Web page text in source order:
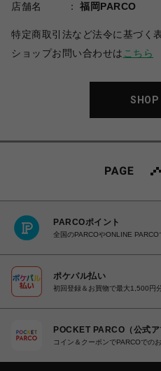
店舗名
福岡PARCO
特定商取引法など法令に基づく
ショップお問い合わせは こちら
PARCOポイント
全国のPARCOやONLINE PARCO
ポケパル払い
初回登録＆お買物で最大1,500円
POCKET PARCO（公式ア
コイン＆クーポンでPARCOでの